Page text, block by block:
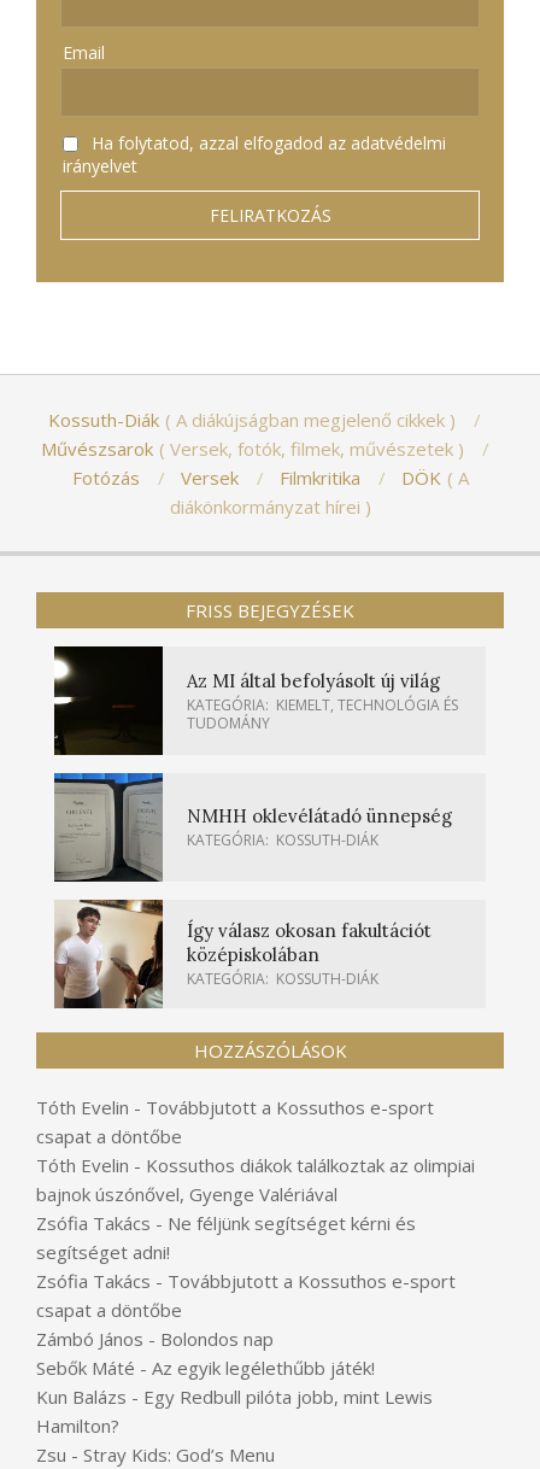
Email
Ha folytatod, azzal elfogadod az adatvédelmi
irányelvet
Kossuth-Diák
A diákújságban megjelenő cikkek
Művészsarok
Versek, fotók, filmek, művészetek
Fotózás
Versek Filmkritika DÖK
A
diákönkormányzat hírei
FRISS BEJEGYZÉSEK
Az MI által befolyásolt új világ
KATEGÓRIA: KIEMELT, TECHNOLÓGIA ÉS
TUDOMÁNY
NMHH oklevélátadó ünnepség
KATEGÓRIA: KOSSUTH-DIÁK
Így válasz okosan fakultációt
középiskolában
KATEGÓRIA: KOSSUTH-DIÁK
HOZZÁSZÓLÁSOK
Tóth Evelin - Továbbjutott a Kossuthos e-sport
csapat a döntőbe
Tóth Evelin - Kossuthos diákok találkoztak az olimpiai
bajnok úszónővel, Gyenge Valériával
Zsófia Takács - Ne féljünk segítséget kérni és
segítséget adni!
Zsófia Takács - Továbbjutott a Kossuthos e-sport
csapat a döntőbe
Zámbó János - Bolondos nap
Sebők Máté - Az egyik legélethűbb játék!
Kun Balázs - Egy Redbull pilóta jobb, mint Lewis
Hamilton?
Zsu - Stray Kids: God’s Menu